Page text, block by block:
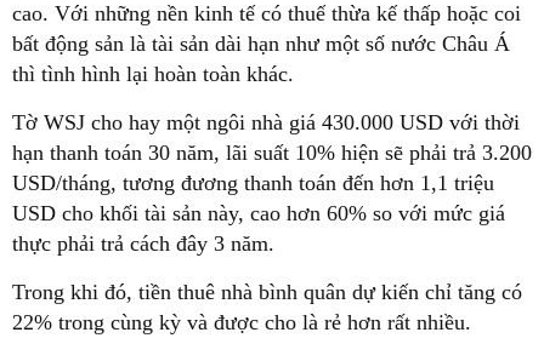
cao. Với những nền kinh tế có thuế thừa kế thấp hoặc coi
bất động sản là tài sản dài hạn như một số nước Châu Á
thì tình hình lại hoàn toàn khác.
Tờ WSJ cho hay một ngôi nhà giá 430.000 USD với thời
hạn thanh toán 30 năm, lãi suất 10% hiện sẽ phải trả 3.200
USD/tháng, tương đương thanh toán đến hơn 1,1 triệu
USD cho khối tài sản này, cao hơn 60% so với mức giá
thực phải trả cách đây 3 năm.
Trong khi đó, tiền thuê nhà bình quân dự kiến chỉ tăng có
22% trong cùng kỳ và được cho là rẻ hơn rất nhiều.